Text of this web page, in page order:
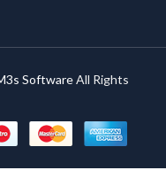
SoftwareAll Rights